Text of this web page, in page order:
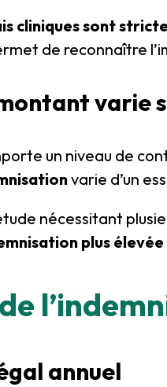
cliniques sont
de reconnaître
varie
un niveau de
varie d’un
nécessitant
plus élevée
annuel